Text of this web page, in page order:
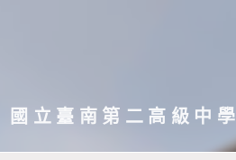
主國立臺南第二高級中學